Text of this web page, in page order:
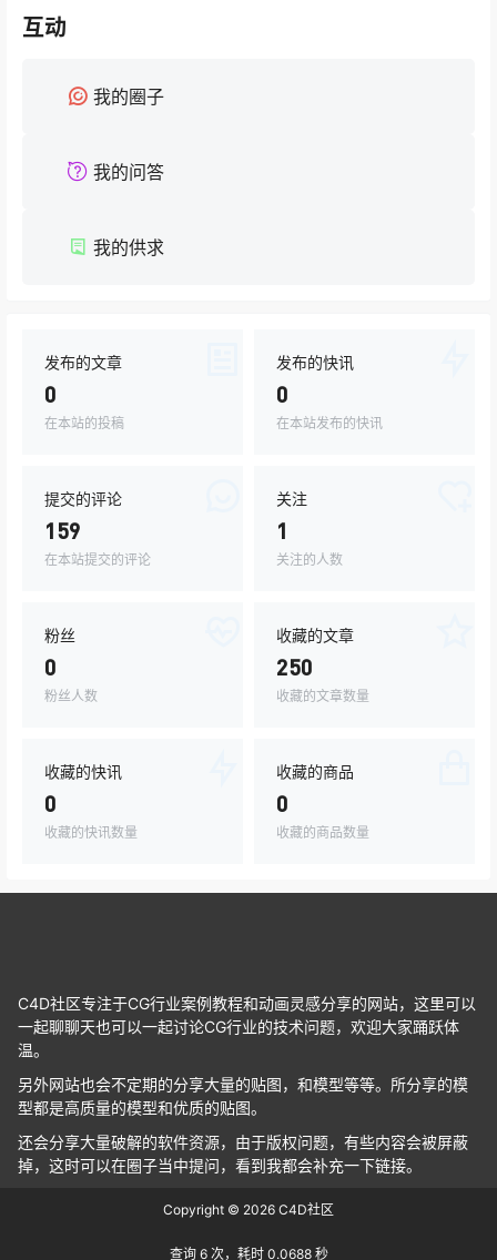
互动
我的圈子
我的问答
我的供求
发布的文章
0
在本站的投稿
发布的快讯
0
在本站发布的快讯
提交的评论
159
在本站提交的评论
关注
1
关注的人数
粉丝
0
粉丝人数
收藏的文章
250
收藏的文章数量
收藏的快讯
0
收藏的快讯数量
收藏的商品
0
收藏的商品数量
C4D社区专注于CG行业案例教程和动画灵感分享的网站，这里可以
一起聊聊天也可以一起讨论CG行业的技术问题，欢迎大家踊跃体
温。
另外网站也会不定期的分享大量的贴图，和模型等等。所分享的模
型都是高质量的模型和优质的贴图。
还会分享大量破解的软件资源，由于版权问题，有些内容会被屏蔽
掉，这时可以在圈子当中提问，看到我都会补充一下链接。
Copyright © 2026 C4D社区
查询 6 次，耗时 0.0688 秒